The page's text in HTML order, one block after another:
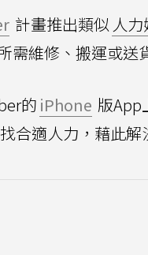
計畫推出類似 人
需維修、搬運或送
的 iPhone 版App
合適人力，藉此解